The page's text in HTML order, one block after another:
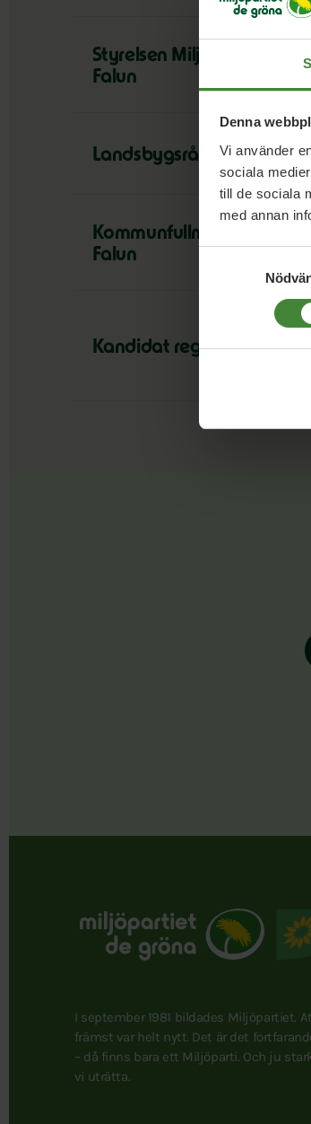
Denna
Vi använder
sociala
till de sociala
med annan
Styrelsen Miljöpartiet
Falun
Landsbygsrådet
Kommunfullmäktige
Falun
Kandidat region Dalarna
I september 1981 bildades Miljöpartiet.
främst var helt nytt. Det är det
– då finns bara ett Miljöparti. Och ju
vi uträtta.